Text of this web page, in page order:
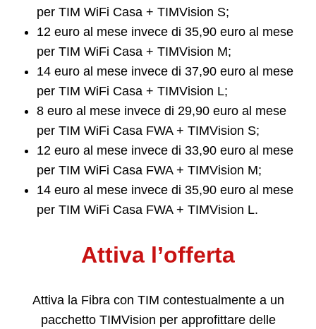
per TIM WiFi Casa + TIMVision S;
12 euro al mese invece di 35,90 euro al mese
per TIM WiFi Casa + TIMVision M;
14 euro al mese invece di 37,90 euro al mese
per TIM WiFi Casa + TIMVision L;
8 euro al mese invece di 29,90 euro al mese
per TIM WiFi Casa FWA + TIMVision S;
12 euro al mese invece di 33,90 euro al mese
per TIM WiFi Casa FWA + TIMVision M;
14 euro al mese invece di 35,90 euro al mese
per TIM WiFi Casa FWA + TIMVision L.
Attiva l’offerta
Attiva la Fibra con TIM contestualmente a un
pacchetto TIMVision per approfittare delle